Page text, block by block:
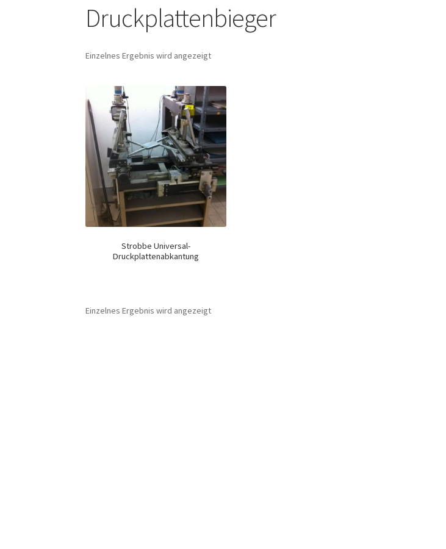
Druckplattenbieger
Einzelnes Ergebnis wird angezeigt
Strobbe Universal-
Druckplattenabkantung
Einzelnes Ergebnis wird angezeigt